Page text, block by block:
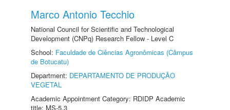
Marco Antonio Tecchio
National Council for Scientific and Technological
Development (CNPq) Research Fellow - Level C
School: Faculdade de Ciências Agronômicas (Câmpus
de Botucatu)
Department: DEPARTAMENTO DE PRODUÇÃO
VEGETAL
Academic Appointment Category: RDIDP Academic
title: MS-5.3